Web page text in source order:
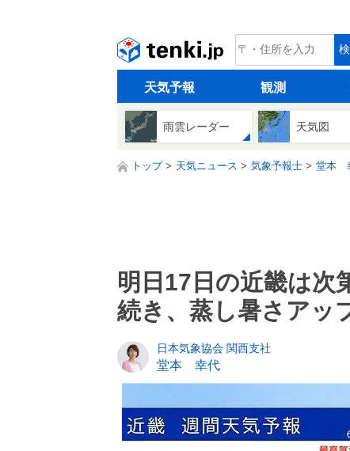
tenki.jp
天気予報 観測
雨雲レーダー 天気図
トップ 天気ニュース 気象予報士 堂本
明日17日の近畿は
続き、蒸し暑さア
日本気象協会 関西支社
堂本 幸代